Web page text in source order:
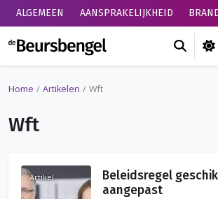
ALGEMEEN AANSPRAKELIJKHEID
de Beursbengel
Home Artikelen Wft
Wft
Artikel
Beleidsregel
aangepast